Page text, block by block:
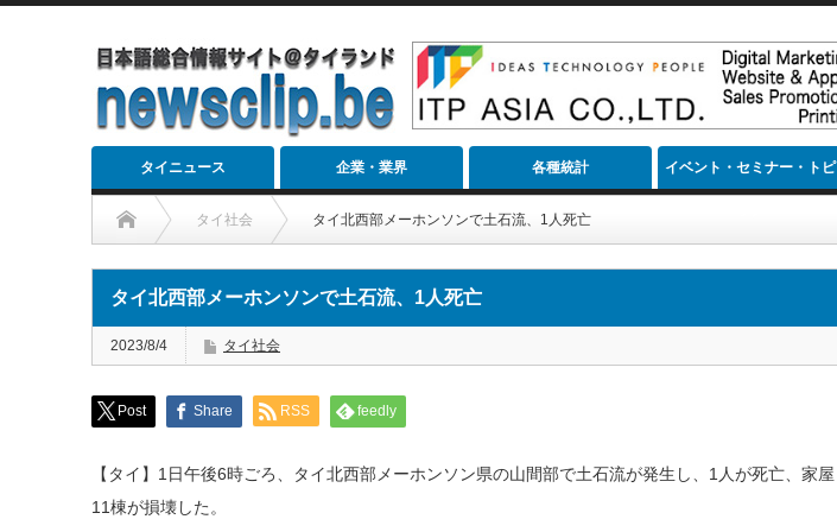
タイニュース 企業・業界 各種統計 イベント・セミナー・トピ
タイ社会 タイ北西部メーホンソンで土石流、1人死亡
タイ北西部メーホンソンで土石流、1人死亡
2023/8/4 タイ社会
Post Share RSS feedly
【タイ】1日午後6時ごろ、タイ北西部メーホンソン県の山間部で土石流が発生し、1人が死亡、家屋
11棟が損壊した。